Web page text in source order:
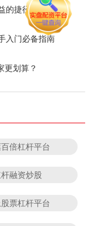
益的捷径？
入门必备指南
更划算？
倍杠杆平台
融资炒股
票杠杆平台